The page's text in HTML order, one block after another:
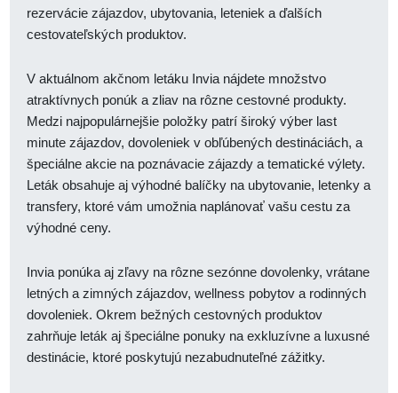
rezervácie zájazdov, ubytovania, leteniek a ďalších
cestovateľských produktov.
V aktuálnom akčnom letáku Invia nájdete množstvo
atraktívnych ponúk a zliav na rôzne cestovné produkty.
Medzi najpopulárnejšie položky patrí široký výber last
minute zájazdov, dovoleniek v obľúbených destináciách, a
špeciálne akcie na poznávacie zájazdy a tematické výlety.
Leták obsahuje aj výhodné balíčky na ubytovanie, letenky a
transfery, ktoré vám umožnia naplánovať vašu cestu za
výhodné ceny.
Invia ponúka aj zľavy na rôzne sezónne dovolenky, vrátane
letných a zimných zájazdov, wellness pobytov a rodinných
dovoleniek. Okrem bežných cestovných produktov
zahrňuje leták aj špeciálne ponuky na exkluzívne a luxusné
destinácie, ktoré poskytujú nezabudnuteľné zážitky.